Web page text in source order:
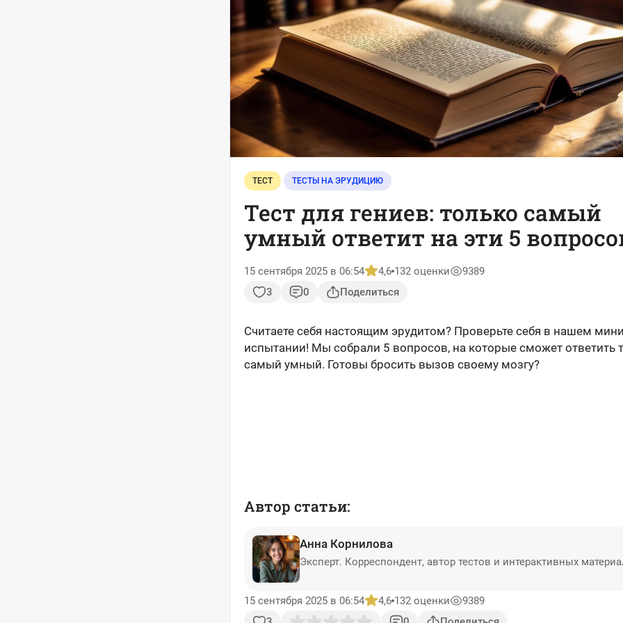
ТЕСТ ТЕСТЫ НА ЭРУДИЦИЮ
Тест для гениев: только самый
умный ответит на эти 5
15 сентября 2025 в 06:54 4,6 132 оценки
9389
3
0 Поделиться
Считаете себя настоящим эрудитом? Проверьте себя в нашем
испытании! Мы собрали 5 вопросов, на которые сможет ответить
самый умный. Готовы бросить вызов своему мозгу?
Автор статьи:
Анна Корнилова
Эксперт. Корреспондент, автор тестов и интерактивных
15 сентября 2025 в 06:54 4,6 132 оценки
9389